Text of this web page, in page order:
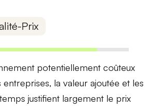
Prix
potentiellement coûteux
entreprises, lavaleur ajoutée et les
justifient largement le prix